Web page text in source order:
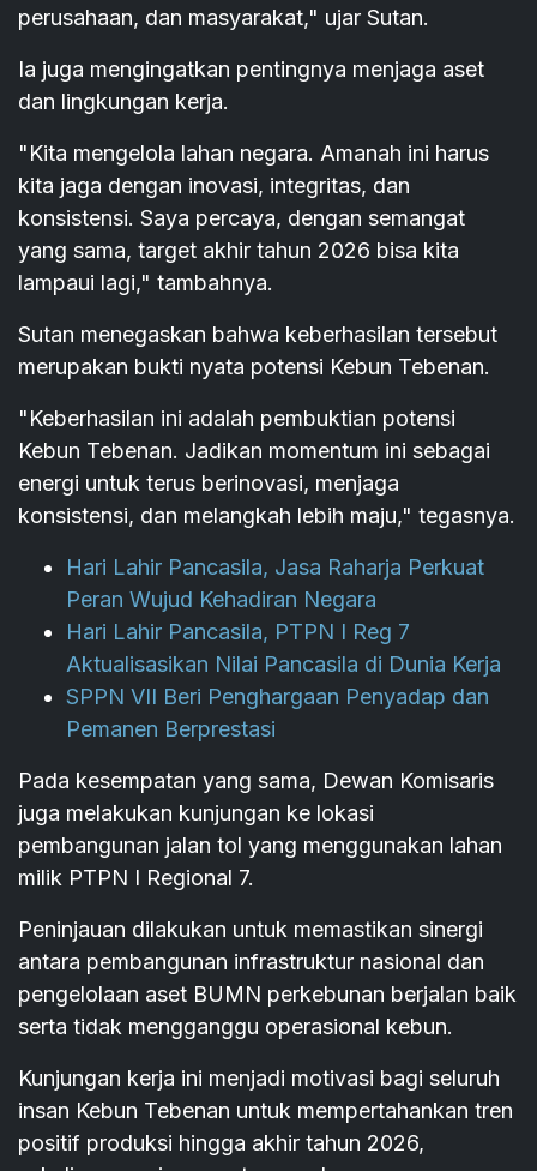
perusahaan, dan masyarakat," ujar Sutan.
Ia juga mengingatkan pentingnya menjaga aset
dan lingkungan kerja.
"Kita mengelola lahan negara. Amanah ini harus
kita jaga dengan inovasi, integritas, dan
konsistensi. Saya percaya, dengan semangat
yang sama, target akhir tahun 2026 bisa kita
lampaui lagi," tambahnya.
Sutan menegaskan bahwa keberhasilan tersebut
merupakan bukti nyata potensi Kebun Tebenan.
"Keberhasilan ini adalah pembuktian potensi
Kebun Tebenan. Jadikan momentum ini sebagai
energi untuk terus berinovasi, menjaga
konsistensi, dan melangkah lebih maju," tegasnya.
Hari Lahir Pancasila, Jasa Raharja Perkuat
Peran Wujud Kehadiran Negara
Hari Lahir Pancasila, PTPN I Reg 7
Aktualisasikan Nilai Pancasila di Dunia Kerja
SPPN VII Beri Penghargaan Penyadap dan
Pemanen Berprestasi
Pada kesempatan yang sama, Dewan Komisaris
juga melakukan kunjungan ke lokasi
pembangunan jalan tol yang menggunakan lahan
milik PTPN I Regional 7.
Peninjauan dilakukan untuk memastikan sinergi
antara pembangunan infrastruktur nasional dan
pengelolaan aset BUMN perkebunan berjalan baik
serta tidak mengganggu operasional kebun.
Kunjungan kerja ini menjadi motivasi bagi seluruh
insan Kebun Tebenan untuk mempertahankan tren
positif produksi hingga akhir tahun 2026,